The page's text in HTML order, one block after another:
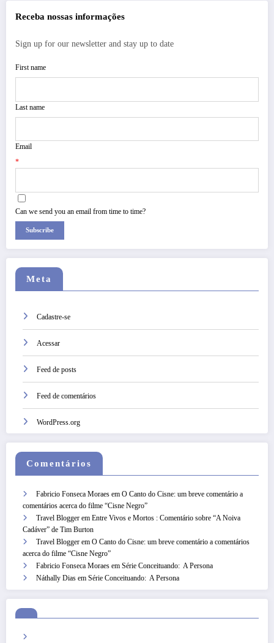
Receba nossas informações
Sign up for our newsletter and stay up to date
First name
Last name
Email
*
Can we send you an email from time to time?
Subscribe
Meta
Cadastre-se
Acessar
Feed de posts
Feed de comentários
WordPress.org
Comentários
Fabricio Fonseca Moraes em O Canto do Cisne: um breve comentário a
comentários acerca do filme “Cisne Negro”
Travel Blogger em Entre Vivos e Mortos : Comentário sobre “A Noiva
Cadáver” de Tim Burton
Travel Blogger em O Canto do Cisne: um breve comentário a comentários
acerca do filme “Cisne Negro”
Fabricio Fonseca Moraes em Série Conceituando: A Persona
Náthally Dias em Série Conceituando: A Persona